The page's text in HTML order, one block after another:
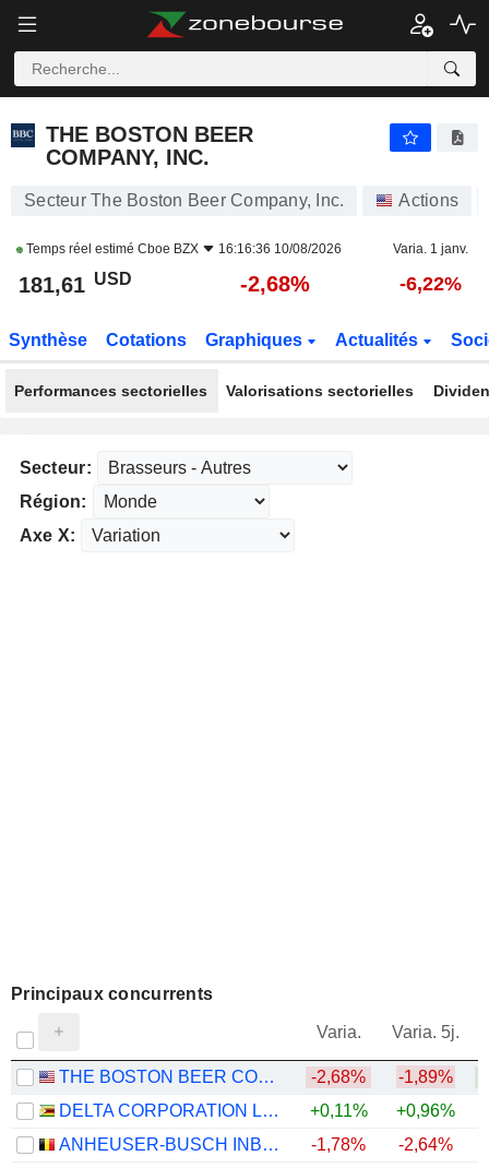
THE BOSTON BEER
COMPANY, INC.
Secteur The Boston Beer Company, Inc. Actions
Temps réel estimé Cboe BZX 16:16:36 10/08/2026 Varia. 1 janv.
181,61 USD -2,68% -6,22%
Synthèse Cotations Graphiques Actualités
Performances sectorielles Valorisations sectorielles
Secteur:
Région:
Axe X:
Principaux concurrents
Varia. Varia. 5j.
THE BOSTON BEER COMPANY, INC.
-2,68% -1,89%
DELTA CORPORATION LIMITED
+0,11% +0,96%
ANHEUSER-BUSCH INBEV SA/NV
-1,78% -2,64%